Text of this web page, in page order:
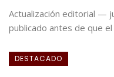
Actualización editorial —
publicado antes de que el
DESTACADO